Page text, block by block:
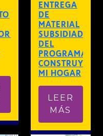
ENTREGA
DE
MATERIAL
SUBSIDIADO
DEL
PROGRAMA
MI HOGAR
LEER
MÁS